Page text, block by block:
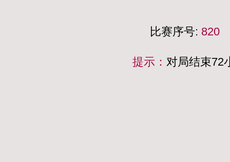
比赛序号: 820
提示： 对局结束72